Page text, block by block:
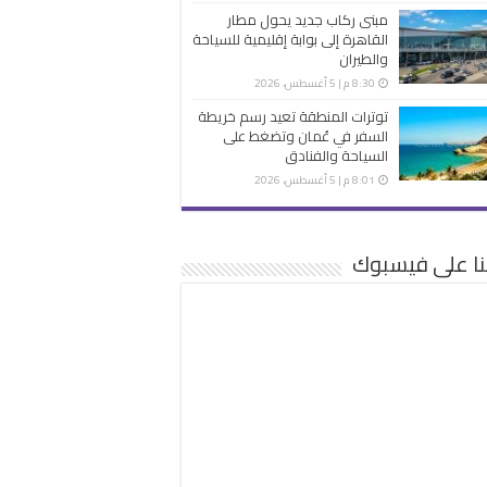
مبنى ركاب جديد يحول مطار
القاهرة إلى بوابة إقليمية للسياحة
والطيران
8:30 م | 5 أغسطس، 2026
توترات المنطقة تعيد رسم خريطة
السفر في عُمان وتضغط على
السياحة والفنادق
8:01 م | 5 أغسطس، 2026
على فيسبوك